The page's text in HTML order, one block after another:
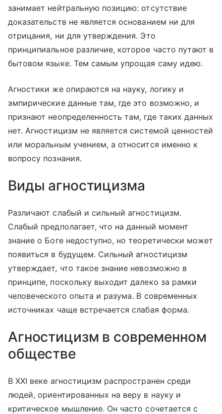
занимает нейтральную позицию: отсутствие
доказательств не является основанием ни для
отрицания, ни для утверждения. Это
принципиальное различие, которое часто путают в
бытовом языке. Тем самым упрощая саму идею.
Агностики же опираются на науку, логику и
эмпирические данные там, где это возможно, и
признают неопределенность там, где таких данных
нет. Агностицизм не является системой ценностей
или моральным учением, а относится именно к
вопросу познания.
Виды агностицизма
Различают слабый и сильный агностицизм.
Слабый предполагает, что на данный момент
знание о Боге недоступно, но теоретически может
появиться в будущем. Сильный агностицизм
утверждает, что такое знание невозможно в
принципе, поскольку выходит далеко за рамки
человеческого опыта и разума. В современных
источниках чаще встречается слабая форма.
Агностицизм в современном
обществе
В XXI веке агностицизм распространен среди
людей, ориентированных на веру в науку и
критическое мышление. Он часто сочетается с